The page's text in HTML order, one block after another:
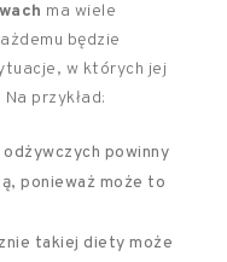
ma wiele
będzie
w których jej
przykład:
powinny
ponieważ może to
takiej diety może